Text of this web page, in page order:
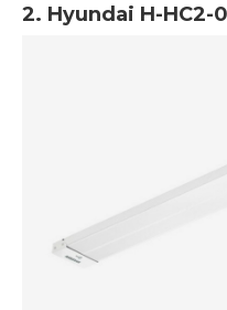
2. Hyundai H-HC2-